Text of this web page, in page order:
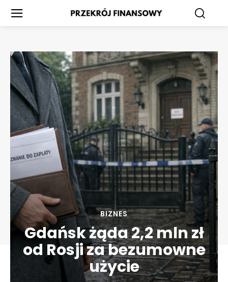
BIZNES
Gdańsk żąda 2,2 mln zł
od Rosji za bezumowne
użycie